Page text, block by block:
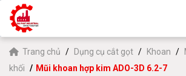
Trang chủ Dụng cụ cắt gọt Khoan
khối
Mũi khoan hợp kim ADO-3D 6.2-7